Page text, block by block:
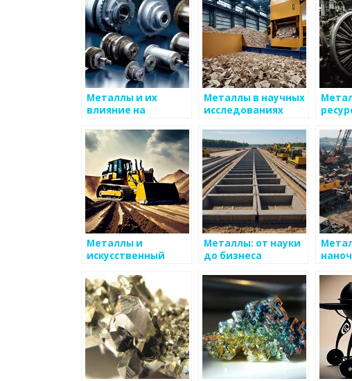
Металлы и их
влияние на
технологии
Металлы в научных
исследованиях
Металлы и
искусственный
Металлы: от науки
до бизнеса